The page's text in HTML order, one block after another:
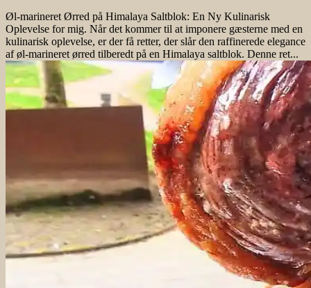
Øl-marineret Ørred på Himalaya Saltblok: En Ny Kulinarisk
Oplevelse for mig. Når det kommer til at imponere gæsterne med en
kulinarisk oplevelse, er der få retter, der slår den raffinerede elegance
af øl-marineret ørred tilberedt på en Himalaya saltblok. Denne ret...